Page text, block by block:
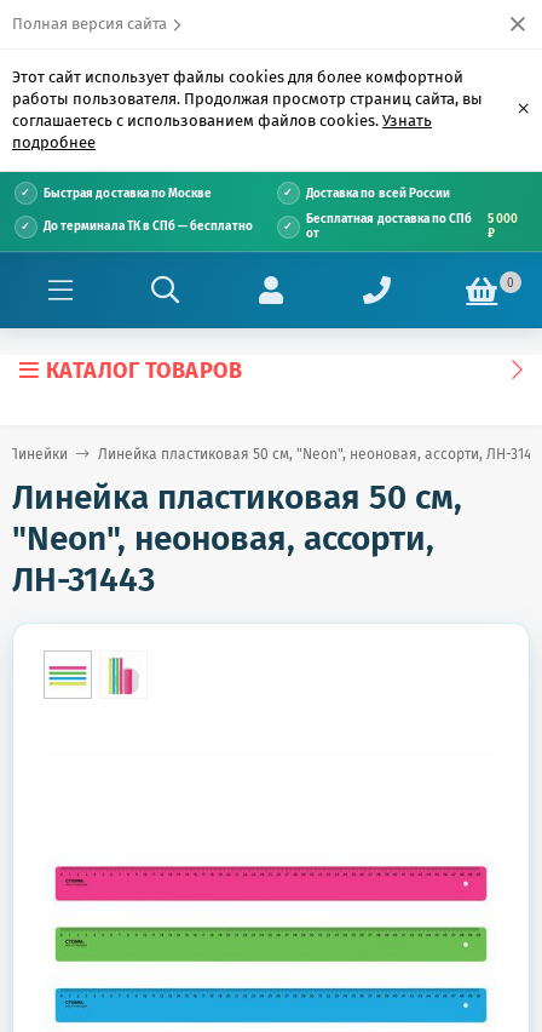
Полная версия сайта
Этот сайт использует файлы cookies для более комфортной
работы пользователя. Продолжая просмотр страниц сайта, вы
соглашаетесь с использованием файлов cookies. Узнать
подробнее
×
Быстрая доставка по Москве Доставка по всей России
До терминала ТК в СПб — бесплатно
Бесплатная доставка по СПб
от
5 000
₽
0
КАТАЛОГ ТОВАРОВ
Линейки Линейка пластиковая 50 см, "Neon", неоновая, ассорти, ЛН-
Линейка пластиковая 50 см,
"Neon", неоновая, ассорти,
ЛН-31443